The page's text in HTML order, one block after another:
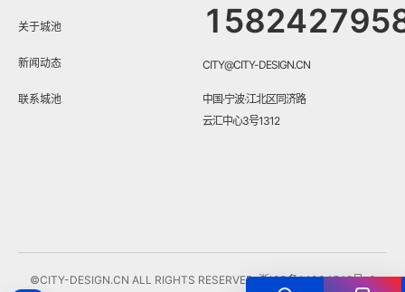
关于城池
新闻动态
联系城池
CITY@CITY-DESIGN.CN
中国·宁波·江北区同济路
云汇中心3号1312
©CITY-DESIGN.CN ALL RIGHTS RESERVED.浙ICP备14034548号-3